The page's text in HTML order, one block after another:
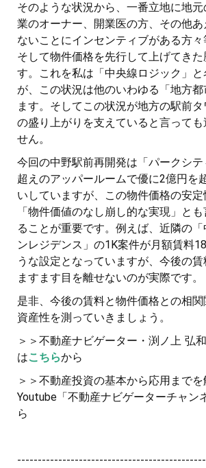
そのような状況から、一番立地に地
業のオーナー、開業医の方、その他
ないことにインセンティブがある方々
そして物件価格を先行して上げてきた
す。これを私は「中央線ロジック」
が、この状況は他のいわゆる「地方
ます。そしてこの状況が地方の駅前
の盛り上がりを支えていると言っても
せん。
今回の中野駅前再開発は「パークシ
超えのアッパールームで優に2億円を
いしていますが、この物件価格の安定
「物件価値のなし崩し的な実現」と
ることが重要です。例えば、近隣の
ンレジデンス」の1K案件が月額賃料
うな設定となっていますが、今後の
ますます目を離せないのが実際です。
是非、今後の賃料と物件価格との相
資産性を測っていきましょう。
＞＞不動産ナビゲーター・渕ノ上 弘
はこちらから
＞＞不動産投資の基本から応用までを
Youtube「不動産ナビゲーターチャン
ら